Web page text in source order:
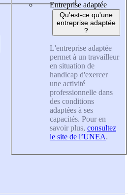
Entreprise adaptée
Qu'est-ce qu'une
entreprise adaptée
?
L'entreprise adaptée
permet à un travailleur
en situation de
handicap d'exercer
une activité
professionnelle dans
des conditions
adaptées à ses
capacités. Pour en
savoir plus, consultez
le site de l’UNEA.